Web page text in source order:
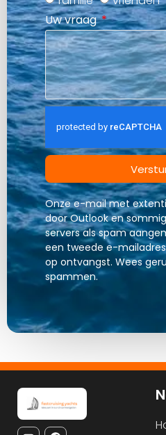
Uw vraag
Onze e-mail met
door Outlook en
servers als spam
een tweede e-
op ontvangst. Wees
spammen.